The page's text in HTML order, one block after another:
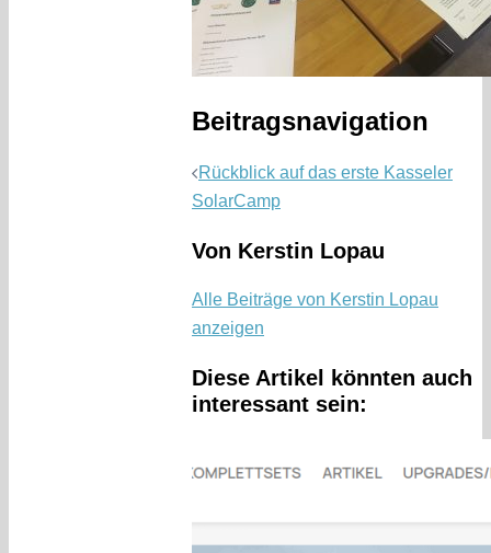
Beitragsnavigation
Rückblick auf das erste Kasseler
SolarCamp
Von Kerstin Lopau
Alle Beiträge von Kerstin Lopau
anzeigen
Diese Artikel könnten auch
interessant sein: